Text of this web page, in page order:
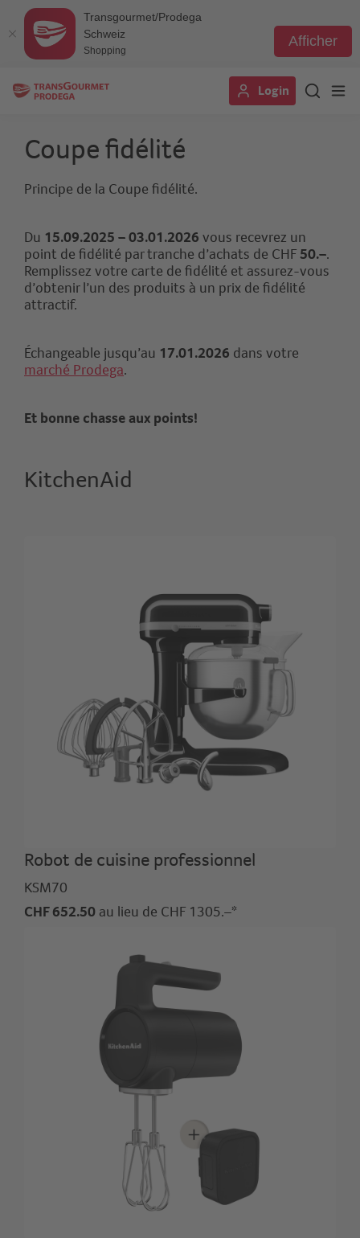
Transgourmet/Prodega
Schweiz
Shopping
Afficher
Login
Coupe fidélité
Principe de la Coupe fidélité.
Du 15.09.2025 – 03.01.2026 vous recevrez un
point de fidélité par tranche d’achats de CHF 50.–.
Remplissez votre carte de fidélité et assurez-vous
d’obtenir l’un des produits à un prix de fidélité
attractif.
Échangeable jusqu’au 17.01.2026 dans votre
marché Prodega.
Et bonne chasse aux points!
KitchenAid
Robot de cuisine professionnel
KSM70
CHF 652.50 au lieu de CHF 1305.–*